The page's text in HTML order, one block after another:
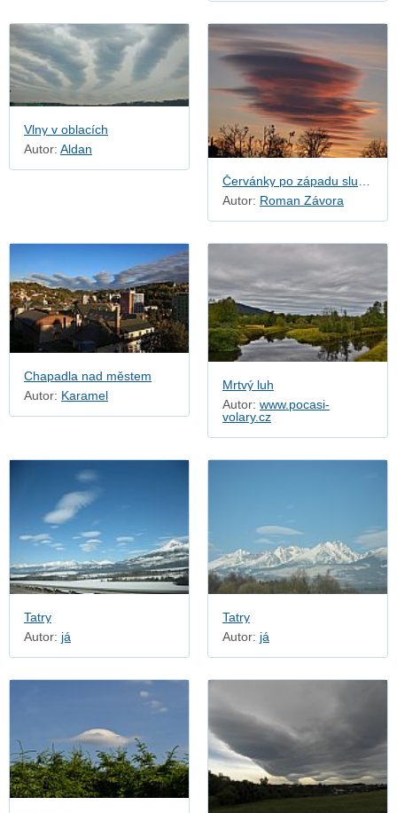
Vlny v oblacích
Autor: Aldan
Autor: Roman Závora
Chapadla nad městem
Autor: Karamel
Mrtvý luh
Autor: www.pocasi-
volary.cz
Tatry
Autor: já
Tatry
Autor: já